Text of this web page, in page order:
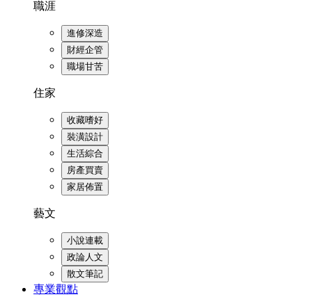
職涯
進修深造
財經企管
職場甘苦
住家
收藏嗜好
裝潢設計
生活綜合
房產買賣
家居佈置
藝文
小說連載
政論人文
散文筆記
專業觀點